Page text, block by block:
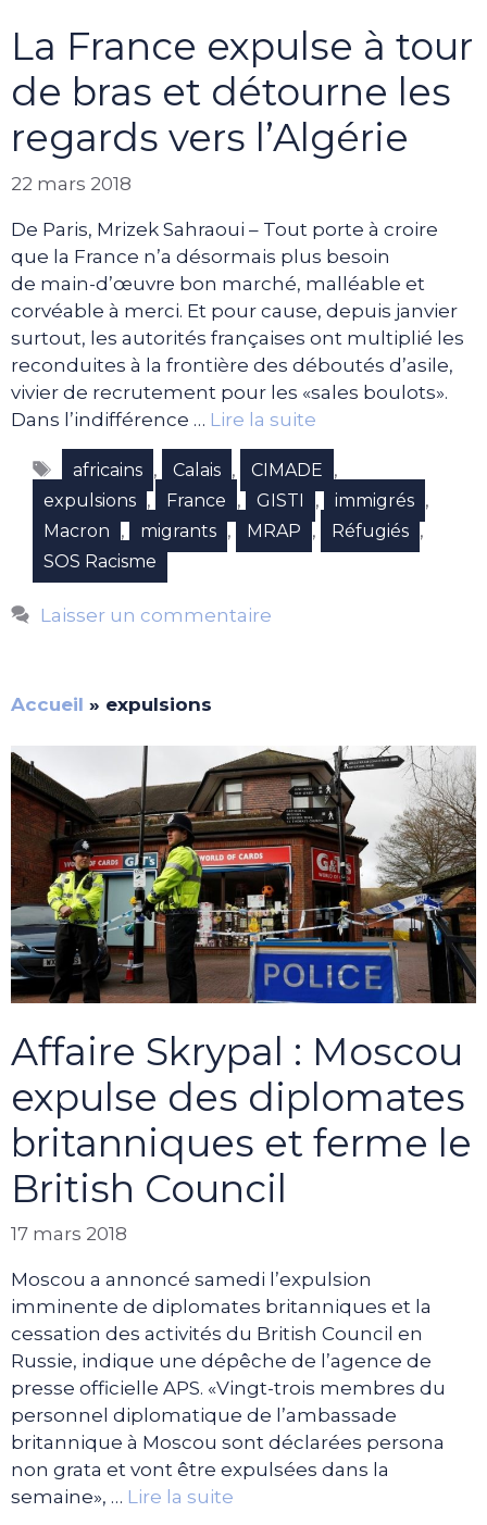
La France expulse à tour
de bras et détourne les
regards vers l’Algérie
22 mars 2018
De Paris, Mrizek Sahraoui – Tout porte à croire
que la France n’a désormais plus besoin
de main-d’œuvre bon marché, malléable et
corvéable à merci. Et pour cause, depuis janvier
surtout, les autorités françaises ont multiplié les
reconduites à la frontière des déboutés d’asile,
vivier de recrutement pour les «sales boulots».
Dans l’indifférence … Lire la suite
Étiquettes
africains , Calais , CIMADE ,
expulsions , France , GISTI , immigrés ,
Macron , migrants , MRAP , Réfugiés ,
SOS Racisme
Laisser un commentaire
Accueil » expulsions
Affaire Skrypal : Moscou
expulse des diplomates
britanniques et ferme le
British Council
17 mars 2018
Moscou a annoncé samedi l’expulsion
imminente de diplomates britanniques et la
cessation des activités du British Council en
Russie, indique une dépêche de l’agence de
presse officielle APS. «Vingt-trois membres du
personnel diplomatique de l’ambassade
britannique à Moscou sont déclarées persona
non grata et vont être expulsées dans la
semaine», … Lire la suite